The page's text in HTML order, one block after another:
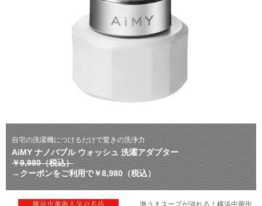
自宅の洗濯機につけるだけで驚きの洗浄力
AiMY ナノバブル ウォッシュ 洗濯アダプター
￥9,980（税込）
→クーポンをご利用で￥8,980（税込）
激うまスープが溢れる！横浜中華街